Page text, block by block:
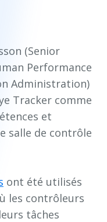
(Senior
Performance
Administration)
Tracker comme
et
salle de contrôle
ont été utilisés
les contrôleurs
tâches